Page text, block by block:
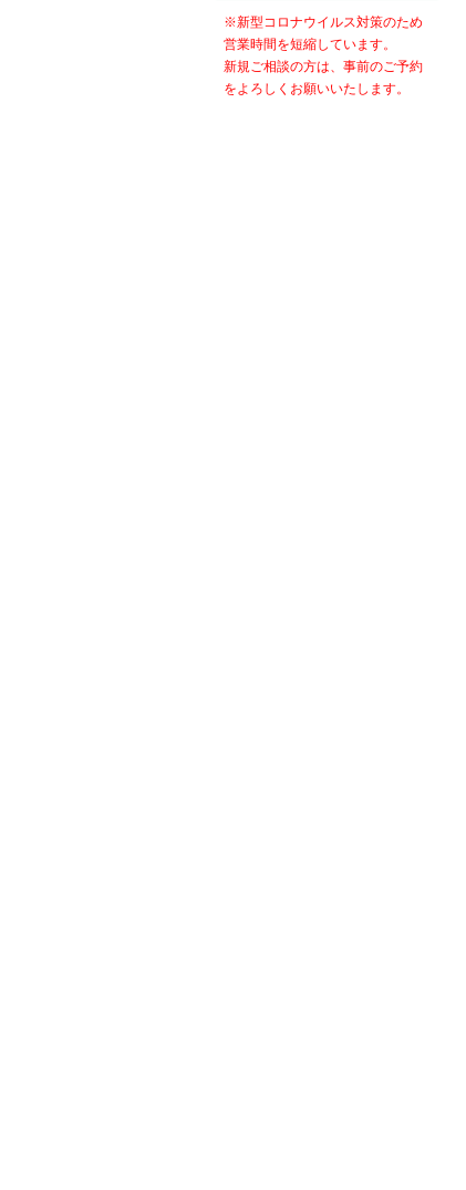
※新型コロナウイルス対策のため
営業時間を短縮しています。
新規ご相談の方は、事前のご予約
をよろしくお願いいたします。